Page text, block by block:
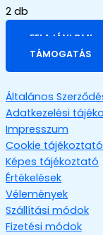
2 db
FELAJÁNLOM!
TÁMOGATÁS
Általános
Adatkezelési
Impresszum
Cookie tájékoztató
Képes tájékoztató
Értékelések
Vélemények
Szállítási módok
Fizetési módok